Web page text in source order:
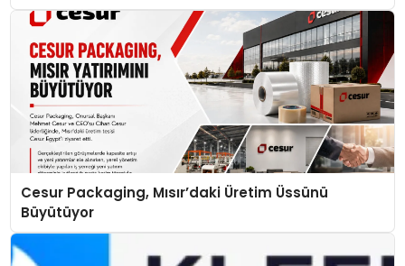
Cesur Packaging, Mısır’daki Üretim Üssünü
Büyütüyor